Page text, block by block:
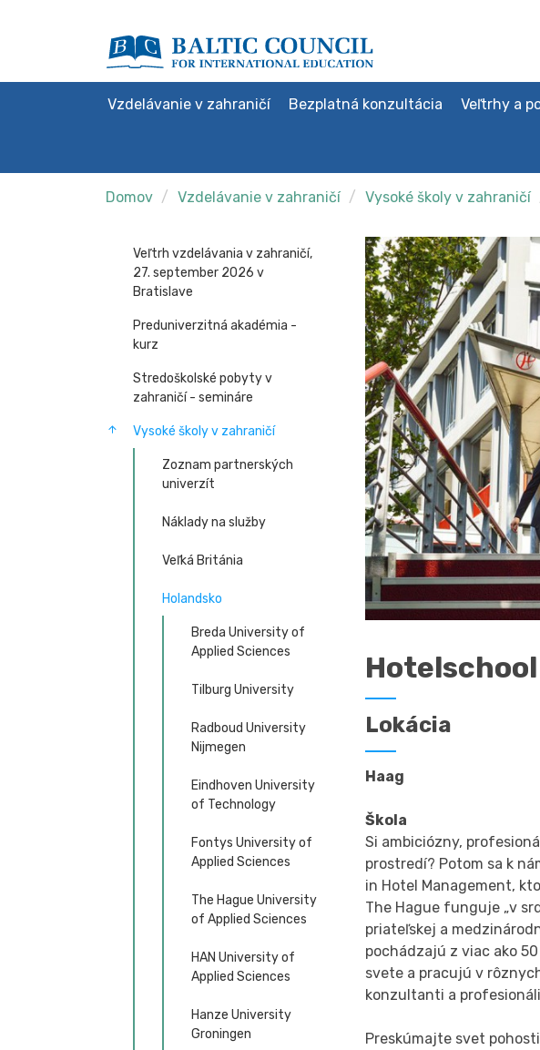
Vzdelávanie v zahraničí Bezplatná konzultácia Veľtrhy a
Domov Vzdelávanie v zahraničí Vysoké školy v zahraničí
Veľtrh vzdelávania v zahraničí,
27. september 2026 v
Bratislave
Preduniverzitná akadémia -
kurz
Stredoškolské pobyty v
zahraničí - semináre
Vysoké školy v zahraničí
Zoznam partnerských
univerzít
Náklady na služby
Veľká Británia
Holandsko
Breda University of
Applied Sciences
Tilburg University
Radboud University
Nijmegen
Eindhoven University
of Technology
Fontys University of
Applied Sciences
The Hague University
of Applied Sciences
HAN University of
Applied Sciences
Hanze University
Groningen
Lokácia
Haag
Škola
Si ambiciózny,
prostredí? Potom sa k
in Hotel Management,
The Hague funguje „v
priateľskej a
pochádzajú z viac ako
svete a pracujú v
konzultanti a
Preskúmajte svet